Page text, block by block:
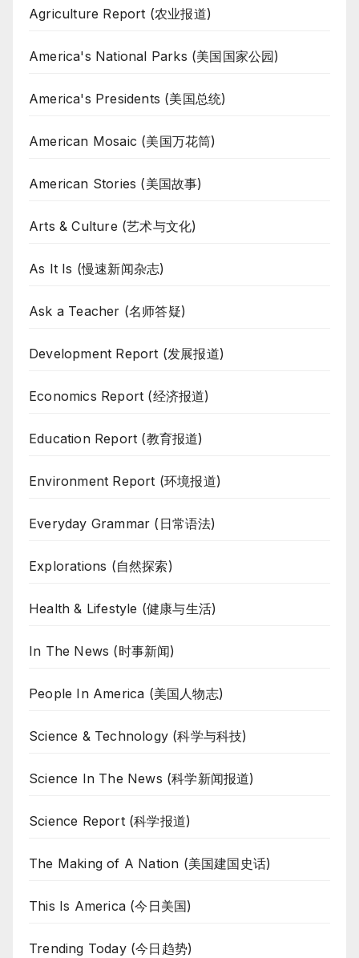
Agriculture Report (农业报道)
America's National Parks (美国国家公园)
America's Presidents (美国总统)
American Mosaic (美国万花筒)
American Stories (美国故事)
Arts & Culture (艺术与文化)
As It Is (慢速新闻杂志)
Ask a Teacher (名师答疑)
Development Report (发展报道)
Economics Report (经济报道)
Education Report (教育报道)
Environment Report (环境报道)
Everyday Grammar (日常语法)
Explorations (自然探索)
Health & Lifestyle (健康与生活)
In The News (时事新闻)
People In America (美国人物志)
Science & Technology (科学与科技)
Science In The News (科学新闻报道)
Science Report (科学报道)
The Making of A Nation (美国建国史话)
This Is America (今日美国)
Trending Today (今日趋势)